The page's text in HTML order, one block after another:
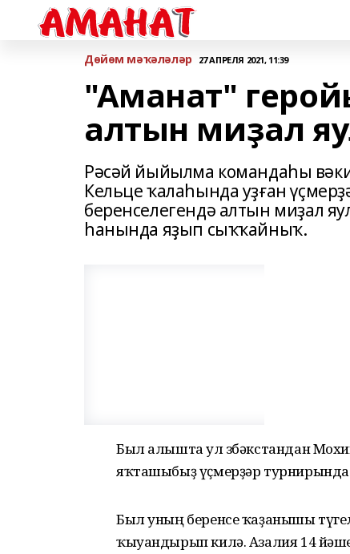
Дөйөм мәҡәләләр 27 АПРЕЛЯ 2021, 11:39
"Аманат"
алтын миҙал
Рәсәй йыйылма командаһы
Кельце ҡалаһында уҙған
беренселегендә алтын миҙал
һанында яҙып сыҡҡайныҡ.
Был алышта ул Үзбәкстандан
яҡташыбыҙ үҫмерҙәр турнирында
Был уның беренсе ҡаҙанышы
ҡыуандырып килә. Азалия 14